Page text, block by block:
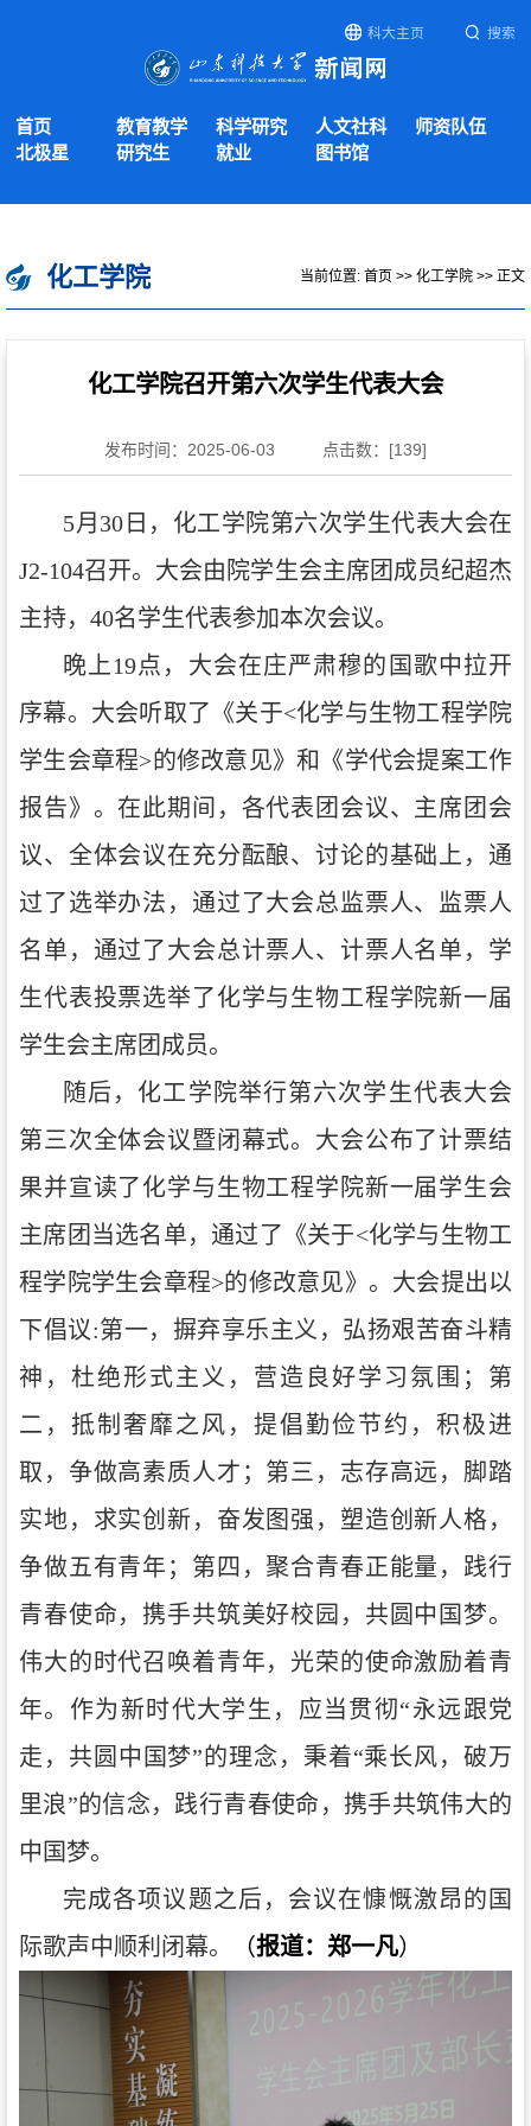
科大主页 搜索
首页 教育教学 科学研究 人文社科
师资队伍
北极星
研究生 就业 图书馆
化工学院 当前位置: 首页 >> 化工学院 >> 正文
化工学院召开第六次学生代表大会
发布时间：2025-06-03 点击数：[139]
5月30日，化工学院第六次学生代表大会在
J2-104召开。大会由院学生会主席团成员纪超杰
主持，40名学生代表参加本次会议。
晚上19点，大会在庄严肃穆的国歌中拉开
序幕。大会听取了《关于<化学与生物工程学院
学生会章程>的修改意见》和《学代会提案工作
报告》。在此期间，各代表团会议、主席团会
议、全体会议在充分酝酿、讨论的基础上，通
过了选举办法，通过了大会总监票人、监票人
名单，通过了大会总计票人、计票人名单，学
生代表投票选举了化学与生物工程学院新一届
学生会主席团成员。
随后，化工学院举行第六次学生代表大会
第三次全体会议暨闭幕式。大会公布了计票结
果并宣读了化学与生物工程学院新一届学生会
主席团当选名单，通过了《关于<化学与生物工
程学院学生会章程>的修改意见》。大会提出以
下倡议:第一，摒弃享乐主义，弘扬艰苦奋斗精
神，杜绝形式主义，营造良好学习氛围；第
二，抵制奢靡之风，提倡勤俭节约，积极进
取，争做高素质人才；第三，志存高远，脚踏
实地，求实创新，奋发图强，塑造创新人格，
争做五有青年；第四，聚合青春正能量，践行
青春使命，携手共筑美好校园，共圆中国梦。
伟大的时代召唤着青年，光荣的使命激励着青
年。作为新时代大学生，应当贯彻“永远跟党
走，共圆中国梦”的理念，秉着“乘长风，破万
里浪”的信念，践行青春使命，携手共筑伟大的
中国梦。
完成各项议题之后，会议在慷慨激昂的国
际歌声中顺利闭幕。
（报道：郑一凡）